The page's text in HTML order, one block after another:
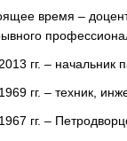
время –
гг. – начальник
гг. – техник,
гг. –